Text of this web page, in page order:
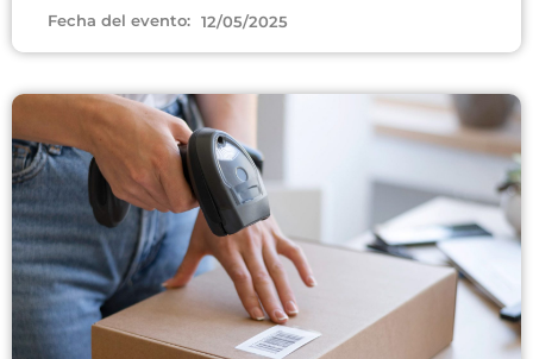
Fecha del evento: 12/05/2025